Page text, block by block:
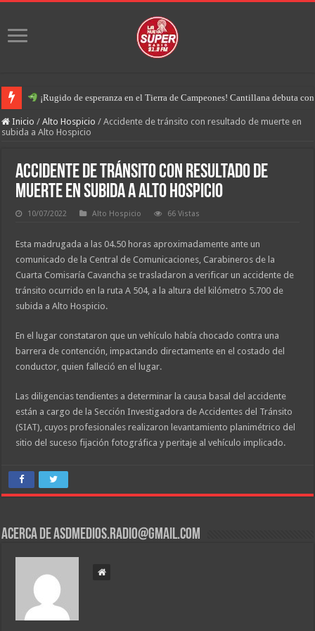
¡Rugido de esperanza en el Tierra de Campeones! Cantillana debuta
Inicio / Alto Hospicio / Accidente de tránsito con resultado de muerte en
subida a Alto Hospicio
Accidente de tránsito con resultado de
muerte en subida a Alto Hospicio
10/07/2022 Alto Hospicio 66 Vistas
Esta madrugada a las 04.50 horas aproximadamente ante un
comunicado de la Central de Comunicaciones, Carabineros de la
Cuarta Comisaría Cavancha se trasladaron a verificar un accidente de
tránsito ocurrido en la ruta A 504, a la altura del kilómetro 5.700 de
subida a Alto Hospicio.
En el lugar constataron que un vehículo había chocado contra una
barrera de contención, impactando directamente en el costado del
conductor, quien falleció en el lugar.
Las diligencias tendientes a determinar la causa basal del accidente
están a cargo de la Sección Investigadora de Accidentes del Tránsito
(SIAT), cuyos profesionales realizaron levantamiento planimétrico del
sitio del suceso fijación fotográfica y peritaje al vehículo implicado.
Acerca de asdmedios.radio@gmail.com